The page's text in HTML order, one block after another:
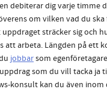
debiterar dig varje timme
om vilken vad du
sträcker sig och
att arbeta. Längden på ett
jobbarsom
som du vill tacka ja
konsult kan du även